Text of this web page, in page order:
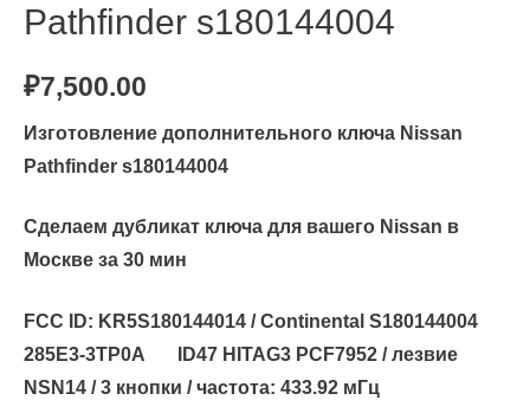
Pathfinder s180144004
₽7,500.00
Изготовление дополнительного ключа Nissan
Pathfinder s180144004
Сделаем дубликат ключа для вашего Nissan в
Москве за 30 мин
FCC ID: KR5S180144014 / Continental S180144004
285E3-3TP0A ID47 HITAG3 PCF7952 / лезвие
NSN14 / 3 кнопки / частота: 433.92 мГц